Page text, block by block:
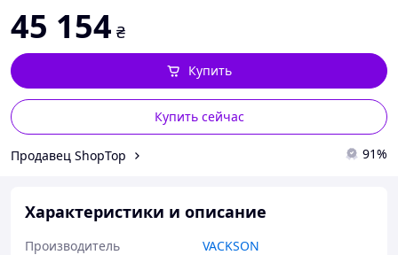
45 154 ₴
Купить сейчас
Купить
Продавец ShopTop 91%
Характеристики и описание
Производитель
VACKSON